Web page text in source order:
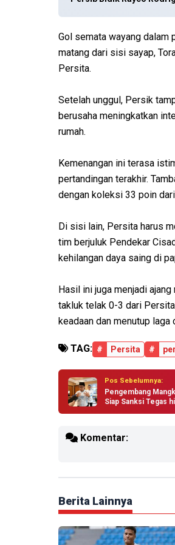
Gol semata wayang dalam
matang dari sisi sayap,
Persita.
Setelah unggul, Persik
berusaha meningkatkan
rumah.
Kemenangan ini terasa
pertandingan terakhir.
dengan koleksi 33 poin
Di sisi lain, Persita harus
tim berjuluk Pendekar
kehilangan daya saing di
Hasil ini juga menjadi
takluk telak 0-3 dari
keadaan dan menutup laga
TAG: # Persita #
Pos Sebelumnya:
Pengembang
Siap Sanksi Tegas
Komentar:
Berita Lainnya